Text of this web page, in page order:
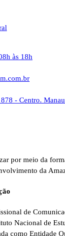
às 18h
- Centro.
por meio da
da
de
Nacional de
como Entidade